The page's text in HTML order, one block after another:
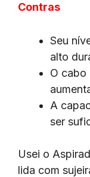
Contras
Seu
alto
O cabo
A
ser
Usei o
lida com